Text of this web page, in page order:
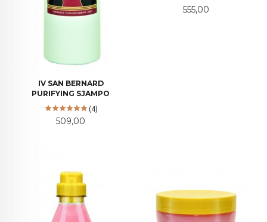
IV SAN BERNARD
PURIFYING SJAMPO
(4)
Pris
509,00
Pris
555,00